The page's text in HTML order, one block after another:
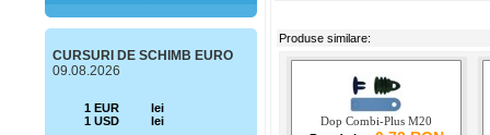
CURSURI DE SCHIMB EURO
09.08.2026
1 EUR
lei
1 USD
lei
Produse similare:
Dop Combi-Plus M20